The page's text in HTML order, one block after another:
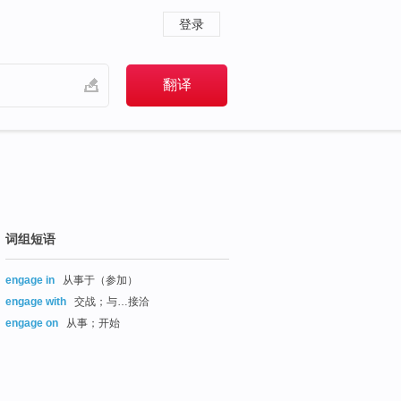
登录
词组短语
engage in
从事于（参加）
engage with
交战；与…接洽
engage on
从事；开始